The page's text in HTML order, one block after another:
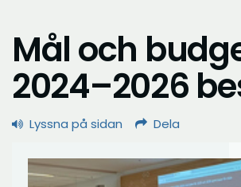
Mål och
2024–2026
Lyssna på sidan Dela